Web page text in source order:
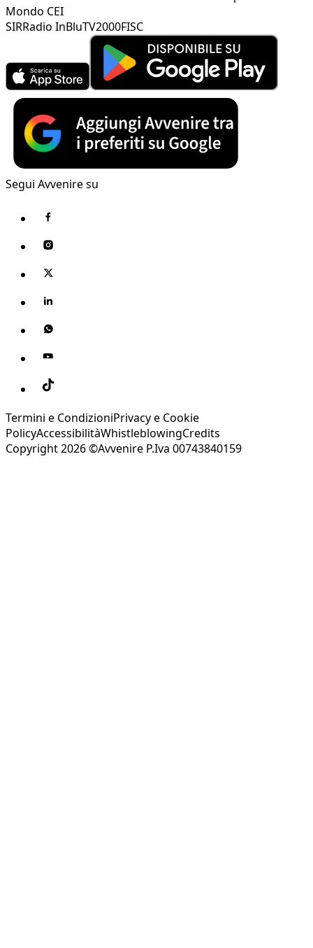
Mondo CEI
SIRRadio InBluTV2000FISC
Segui Avvenire su
Termini e CondizioniPrivacy e Cookie
PolicyAccessibilitàWhistleblowingCredits
Copyright 2026 ©Avvenire P.Iva 00743840159